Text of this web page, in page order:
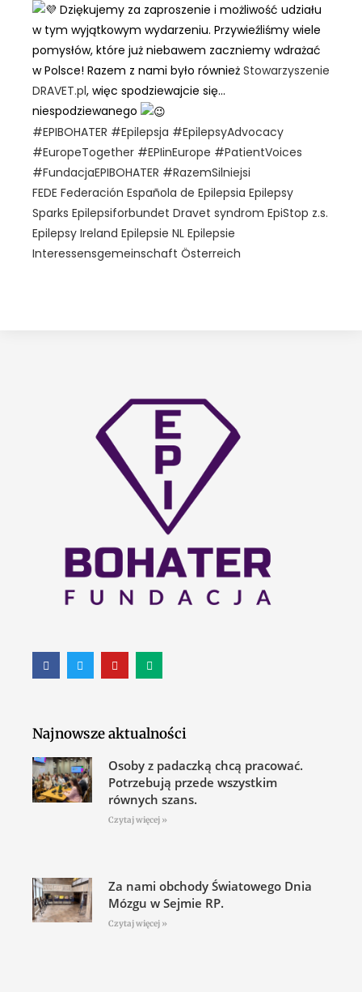
Dziękujemy za zaproszenie i możliwość udziału
w tym wyjątkowym wydarzeniu. Przywieźliśmy wiele
pomysłów, które już niebawem zaczniemy wdrażać
w Polsce! Razem z nami było również Stowarzyszenie
DRAVET.pl, więc spodziewajcie się…
niespodziewanego
#EPIBOHATER #Epilepsja #EpilepsyAdvocacy
#EuropeTogether #EPIinEurope #PatientVoices
#FundacjaEPIBOHATER #RazemSilniejsi
FEDE Federación Española de Epilepsia Epilepsy
Sparks Epilepsiforbundet Dravet syndrom EpiStop z.s.
Epilepsy Ireland Epilepsie NL Epilepsie
Interessensgemeinschaft Österreich
Najnowsze aktualności
Osoby z padaczką chcą pracować.
Potrzebują przede wszystkim
równych szans.
Czytaj więcej »
Za nami obchody Światowego Dnia
Mózgu w Sejmie RP.
Czytaj więcej »